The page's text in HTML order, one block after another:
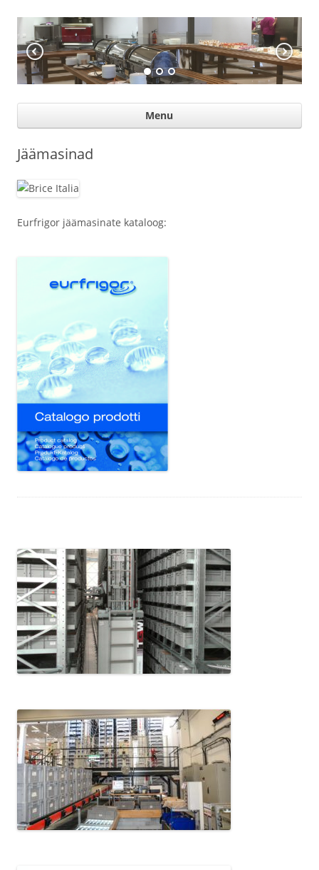
KÖÖGIABI
Professional help for proffs
Menu
Jäämasinad
Eurfrigor jäämasinate kataloog: